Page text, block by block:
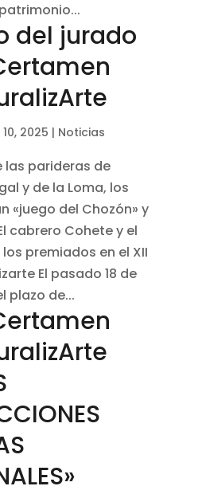
del jurado
2025 | Noticias
las parideras de
y de la Loma, los
«juego del Chozón» y
cabrero Cohete y el
premiados en el XII
El pasado 18 de
plazo de...